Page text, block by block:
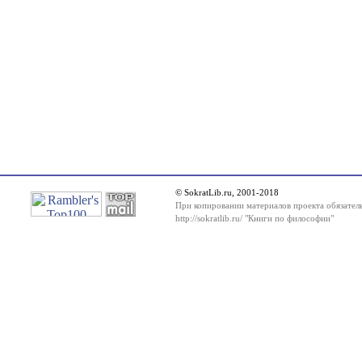
© SokratLib.ru, 2001-2018
При копировании материалов проекта
http://sokratlib.ru/ "Книги по философии"